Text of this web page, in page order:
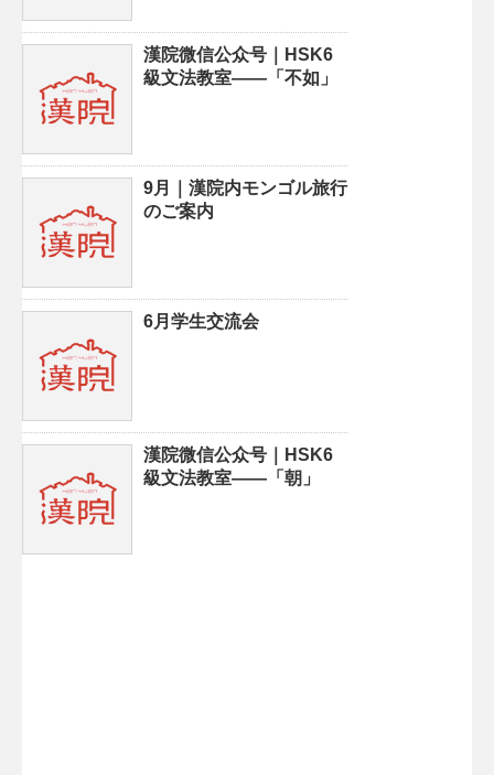
漢院微信公众号｜HSK6
級文法教室——「不如」
9月｜漢院内モンゴル旅行
のご案内
6月学生交流会
漢院微信公众号｜HSK6
級文法教室——「朝」